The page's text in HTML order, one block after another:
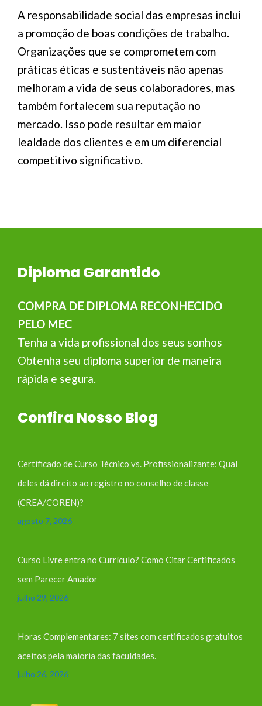
A responsabilidade social das empresas inclui
a promoção de boas condições de trabalho.
Organizações que se comprometem com
práticas éticas e sustentáveis não apenas
melhoram a vida de seus colaboradores, mas
também fortalecem sua reputação no
mercado. Isso pode resultar em maior
lealdade dos clientes e em um diferencial
competitivo significativo.
Diploma Garantido
COMPRA DE DIPLOMA RECONHECIDO
PELO MEC
Tenha a vida profissional dos seus sonhos
Obtenha seu diploma superior de maneira
rápida e segura.
Confira Nosso Blog
Certificado de Curso Técnico vs. Profissionalizante: Qual
deles dá direito ao registro no conselho de classe
(CREA/COREN)?
agosto 7, 2026
Curso Livre entra no Currículo? Como Citar Certificados
sem Parecer Amador
julho 29, 2026
Horas Complementares: 7 sites com certificados gratuitos
aceitos pela maioria das faculdades.
julho 26, 2026